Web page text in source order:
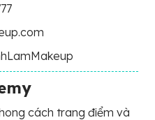
cách trang điểm và